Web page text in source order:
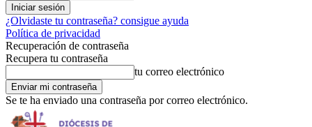
¿Olvidaste tu contraseña? consigue ayuda
Política de privacidad
Recuperación de contraseña
Recupera tu contraseña
tu correo electrónico
Se te ha enviado una contraseña por correo electrónico.